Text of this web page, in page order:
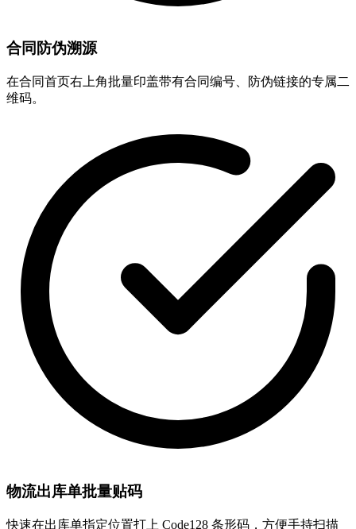
合同防伪溯源
在合同首页右上角批量印盖带有合同编号、防伪链接的专属二
维码。
物流出库单批量贴码
快速在出库单指定位置打上 Code128 条形码，方便手持扫描